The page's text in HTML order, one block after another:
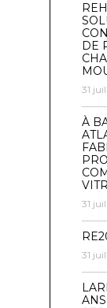
DE
31
À
31
31